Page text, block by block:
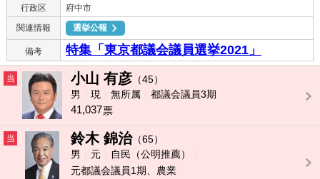
行政区
府中市
関連情報
選挙公報
備考 特集「東京都議会議員選挙2021」
当 小山 有彦 （45）
男
現 無所属 都議会議員3期
41,037票
当 鈴木 錦治（65）
男
元
自民（公明推薦）
元都議会議員1期、農業